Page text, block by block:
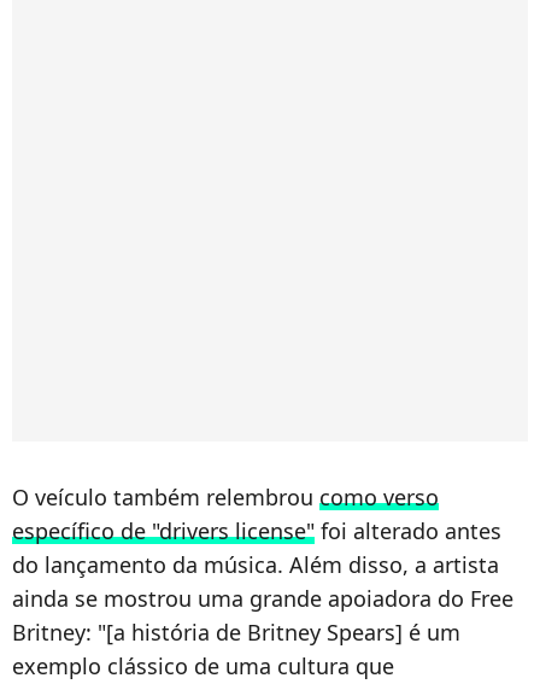
O veículo também relembrou como verso
específico de "drivers license" foi alterado antes
do lançamento da música. Além disso, a artista
ainda se mostrou uma grande apoiadora do Free
Britney: "[a história de Britney Spears] é um
exemplo clássico de uma cultura que